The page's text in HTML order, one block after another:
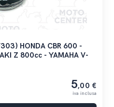
HONDA CBR 600 -
Z 800cc - YAMAHA V-
5,00 €
iva inclusa